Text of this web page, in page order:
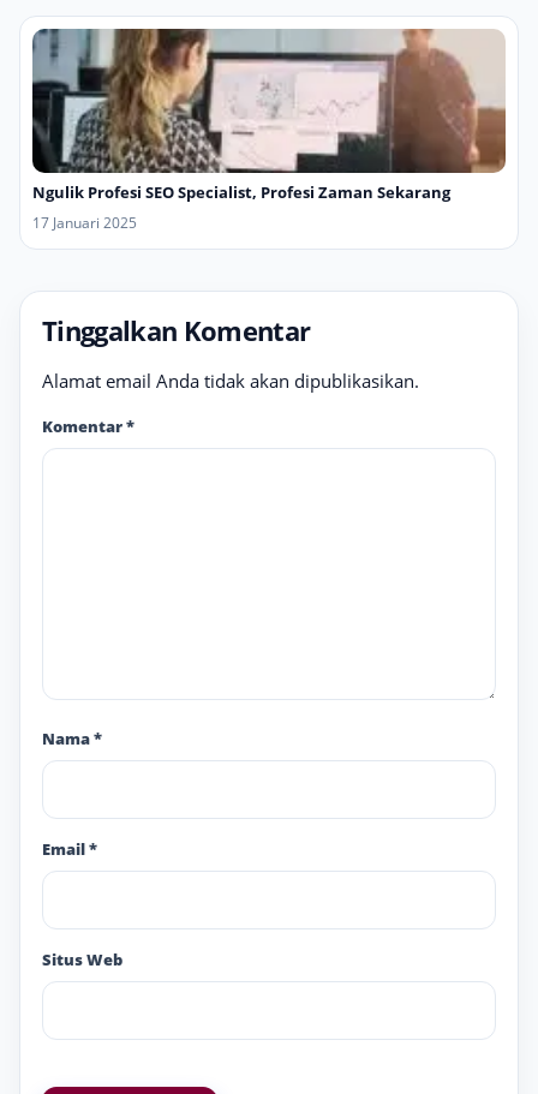
Ngulik Profesi SEO Specialist, Profesi Zaman Sekarang
17 Januari 2025
Tinggalkan Komentar
Alamat email Anda tidak akan dipublikasikan.
Komentar*
Nama*
Email*
Situs Web